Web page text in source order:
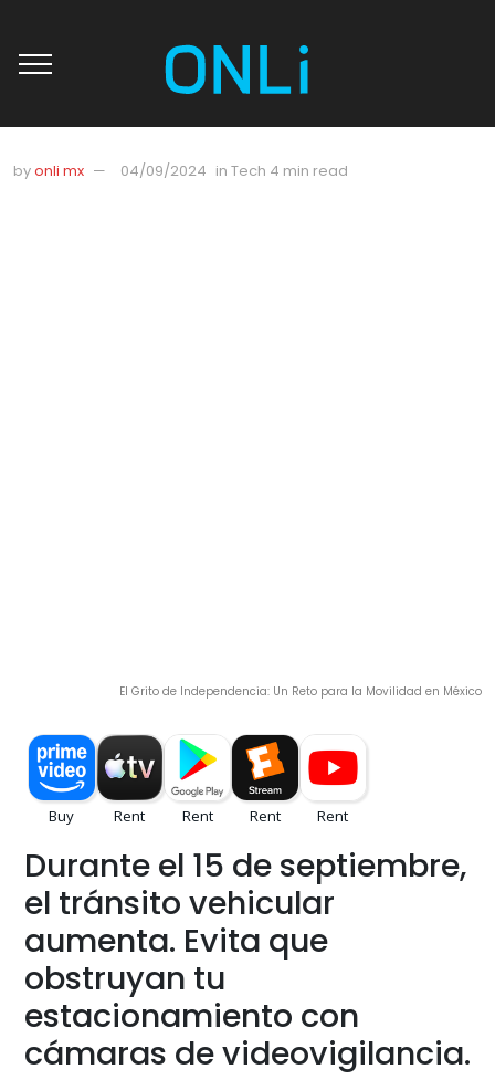
byonli mx 04/09/2024 in Tech 4 min read
El Grito de Independencia: Un Reto para la Movilidad en México
Durante el 15 de septiembre,
el tránsito vehicular
aumenta. Evita que
obstruyan tu
estacionamiento con
cámaras de videovigilancia.